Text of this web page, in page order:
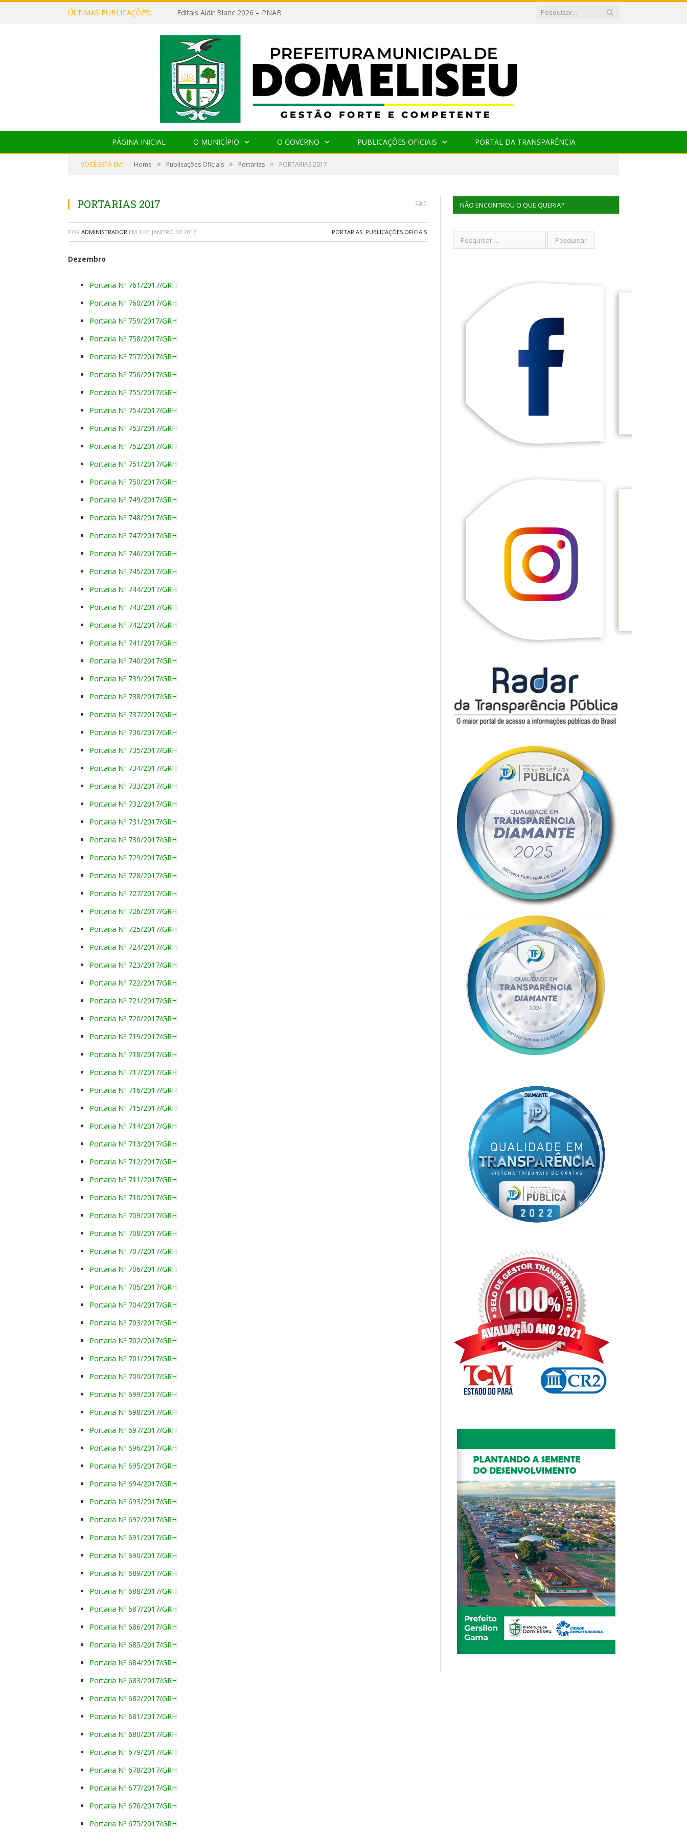
ÚLTIMAS PUBLICAÇÕES: Editais Aldir Blanc 2026 – PNAB
PÁGINA INICIAL O MUNICÍPIO O GOVERNO PUBLICAÇÕES OFICIAIS PORTAL DA TRANSPARÊNCIA
VOCÊ ESTÁ EM: Home » Publicações Oficiais » Portarias » PORTARIAS 2017
PORTARIAS 2017 0
POR ADMINISTRADOR EM 1 DE JANEIRO DE 2017 PORTARIAS, PUBLICAÇÕES OFICIAIS
Dezembro
Portaria Nº 761/2017/GRH
Portaria Nº 760/2017/GRH
Portaria Nº 759/2017/GRH
Portaria Nº 758/2017/GRH
Portaria Nº 757/2017/GRH
Portaria Nº 756/2017/GRH
Portaria Nº 755/2017/GRH
Portaria Nº 754/2017/GRH
Portaria Nº 753/2017/GRH
Portaria Nº 752/2017/GRH
Portaria Nº 751/2017/GRH
Portaria Nº 750/2017/GRH
Portaria Nº 749/2017/GRH
Portaria Nº 748/2017/GRH
Portaria Nº 747/2017/GRH
Portaria Nº 746/2017/GRH
Portaria Nº 745/2017/GRH
Portaria Nº 744/2017/GRH
Portaria Nº 743/2017/GRH
Portaria Nº 742/2017/GRH
Portaria Nº 741/2017/GRH
Portaria Nº 740/2017/GRH
Portaria Nº 739/2017/GRH
Portaria Nº 738/2017/GRH
Portaria Nº 737/2017/GRH
Portaria Nº 736/2017/GRH
Portaria Nº 735/2017/GRH
Portaria Nº 734/2017/GRH
Portaria Nº 733/2017/GRH
Portaria Nº 732/2017/GRH
Portaria Nº 731/2017/GRH
Portaria Nº 730/2017/GRH
Portaria Nº 729/2017/GRH
Portaria Nº 728/2017/GRH
Portaria Nº 727/2017/GRH
Portaria Nº 726/2017/GRH
Portaria Nº 725/2017/GRH
Portaria Nº 724/2017/GRH
Portaria Nº 723/2017/GRH
Portaria Nº 722/2017/GRH
Portaria Nº 721/2017/GRH
Portaria Nº 720/2017/GRH
Portaria Nº 719/2017/GRH
Portaria Nº 718/2017/GRH
Portaria Nº 717/2017/GRH
Portaria Nº 716/2017/GRH
Portaria Nº 715/2017/GRH
Portaria Nº 714/2017/GRH
Portaria Nº 713/2017/GRH
Portaria Nº 712/2017/GRH
Portaria Nº 711/2017/GRH
Portaria Nº 710/2017/GRH
Portaria Nº 709/2017/GRH
Portaria Nº 708/2017/GRH
Portaria Nº 707/2017/GRH
Portaria Nº 706/2017/GRH
Portaria Nº 705/2017/GRH
Portaria Nº 704/2017/GRH
Portaria Nº 703/2017/GRH
Portaria Nº 702/2017/GRH
Portaria Nº 701/2017/GRH
Portaria Nº 700/2017/GRH
Portaria Nº 699/2017/GRH
Portaria Nº 698/2017/GRH
Portaria Nº 697/2017/GRH
Portaria Nº 696/2017/GRH
Portaria Nº 695/2017/GRH
Portaria Nº 694/2017/GRH
Portaria Nº 693/2017/GRH
Portaria Nº 692/2017/GRH
Portaria Nº 691/2017/GRH
Portaria Nº 690/2017/GRH
Portaria Nº 689/2017/GRH
Portaria Nº 688/2017/GRH
Portaria Nº 687/2017/GRH
Portaria Nº 686/2017/GRH
Portaria Nº 685/2017/GRH
Portaria Nº 684/2017/GRH
Portaria Nº 683/2017/GRH
Portaria Nº 682/2017/GRH
Portaria Nº 681/2017/GRH
Portaria Nº 680/2017/GRH
Portaria Nº 679/2017/GRH
Portaria Nº 678/2017/GRH
Portaria Nº 677/2017/GRH
Portaria Nº 676/2017/GRH
Portaria Nº 675/2017/GRH
NÃO ENCONTROU O QUE QUERIA?